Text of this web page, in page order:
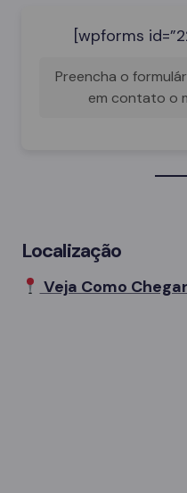
[wpforms
Preencha o
em contato o
Localização
Veja Como Chegar